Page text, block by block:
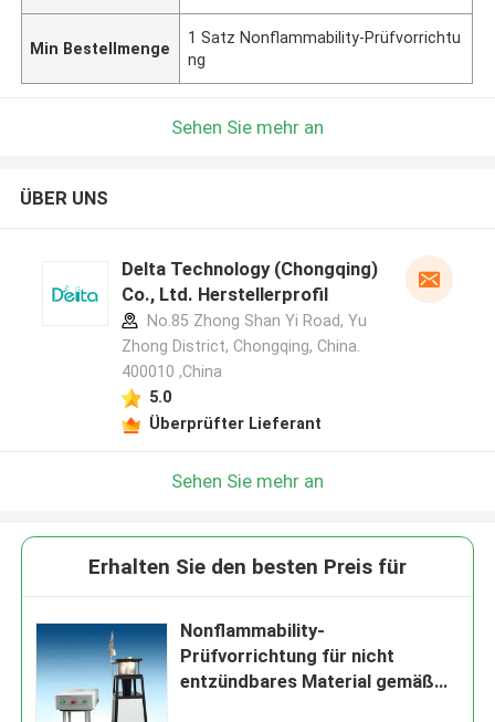
Min Bestellmenge
1 Satz Nonflammability-Prüfvorrichtu
ng
Sehen Sie mehr an
ÜBER UNS
Delta Technology (Chongqing)
Co., Ltd. Herstellerprofil
No.85 Zhong Shan Yi Road, Yu
Zhong District, Chongqing, China.
400010 ,China
5.0
Überprüfter Lieferant
Sehen Sie mehr an
Erhalten Sie den besten Preis für
Nonflammability-
Prüfvorrichtung für nicht
entzündbares Material gemäß